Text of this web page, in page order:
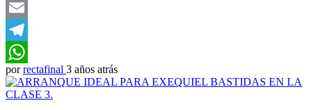
Twitter
Email
Telegram
WhatsApp
por rectafinal 3 años atrás